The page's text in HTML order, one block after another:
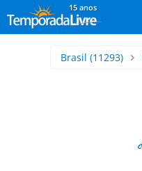
15 anos
Brasil (11293)